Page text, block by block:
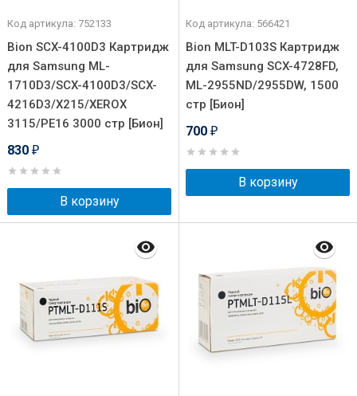
Код артикула: 752133
Bion SCX-4100D3 Картридж
для Samsung ML-
1710D3/SCX-4100D3/SCX-
4216D3/X215/XEROX
3115/PE16 3000 стр [Бион]
830 ₽
В корзину
Код артикула: 566421
Bion MLT-D103S Картридж
для Samsung SCX-4728FD,
ML-2955ND/2955DW, 1500
стр [Бион]
700 ₽
В корзину